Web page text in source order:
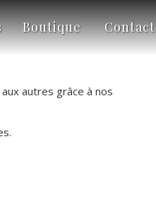
Boutique Contact
autres grâce à nos